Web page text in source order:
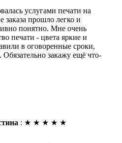
услугами печати на
заказа прошло легко и
понятно. Мне очень
печати - цвета яркие и
в оговоренные сроки,
Обязательно закажу ещё что-
: ★ ★ ★ ★ ★